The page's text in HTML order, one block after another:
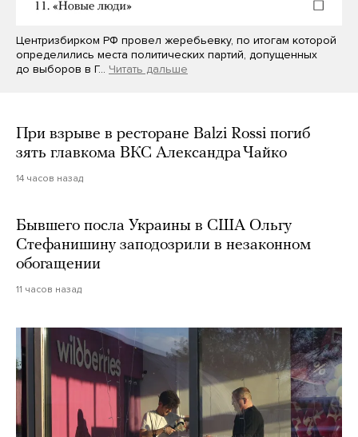
Центризбирком РФ провел жеребьевку, по итогам которой
определились места политических партий, допущенных
до выборов в Г… Читать дальше
При взрыве в ресторане Balzi Rossi погиб
зять главкома ВКС Александра Чайко
14 часов назад
Бывшего посла Украины в США Ольгу
Стефанишину заподозрили в незаконном
обогащении
11 часов назад